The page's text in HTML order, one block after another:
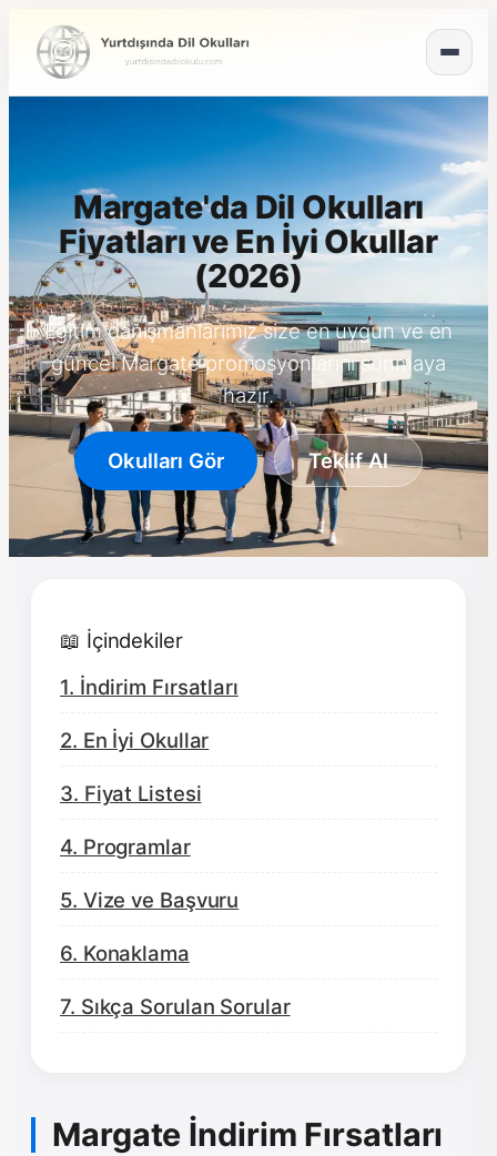
Margate'da Dil Okulları
Fiyatları ve En İyi Okullar
(2026)
Eğitim danışmanlarımız size en uygun ve en
güncel Margate promosyonlarını sunmaya
hazır.
Okulları Gör Teklif Al
📖 İçindekiler
1. İndirim Fırsatları
2. En İyi Okullar
3. Fiyat Listesi
4. Programlar
5. Vize ve Başvuru
6. Konaklama
7. Sıkça Sorulan Sorular
Margate İndirim Fırsatları